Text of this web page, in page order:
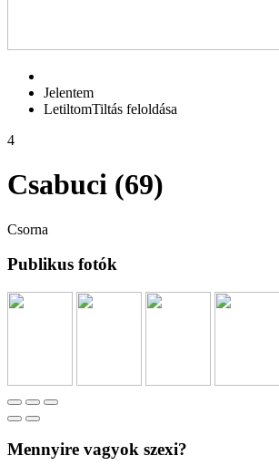
Jelentem
LetiltomTiltás feloldása
4
Csabuci (69)
Csorna
Publikus fotók
Mennyire vagyok szexi?